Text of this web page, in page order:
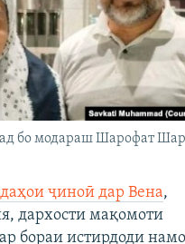
бо модараш Шарофат
ҷиноӣ дар Вена,
дархости мақомоти
бораи истирдоди